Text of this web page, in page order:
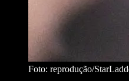
Foto: reprodução/